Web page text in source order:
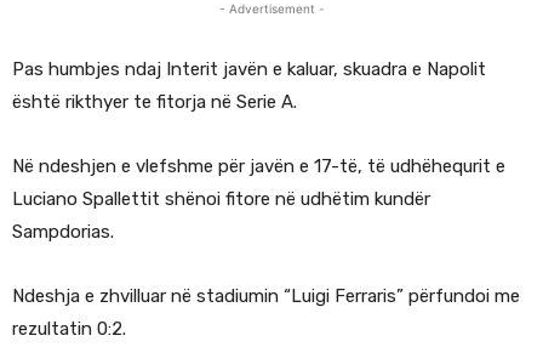
- Advertisement -
Pas humbjes ndaj Interit javën e kaluar, skuadra e Napolit
është rikthyer te fitorja në Serie A.
Në ndeshjen e vlefshme për javën e 17-të, të udhëhequrit e
Luciano Spallettit shënoi fitore në udhëtim kundër
Sampdorias.
Ndeshja e zhvilluar në stadiumin “Luigi Ferraris” përfundoi me
rezultatin 0:2.